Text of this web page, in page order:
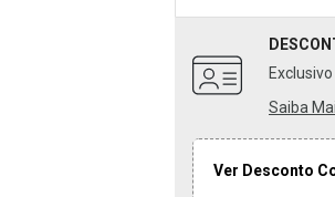
Saiba
Ver Desconto